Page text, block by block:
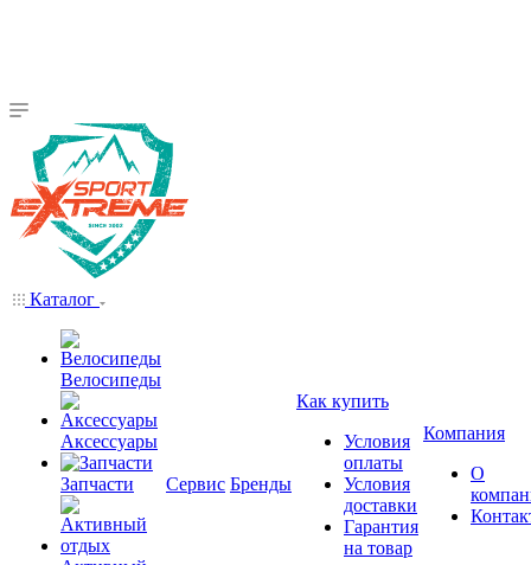
Каталог
Велосипеды
Аксессуары
Запчасти Сервис Бренды
Как купить
Условия
оплаты
Условия
доставки
Гарантия
на товар
Компания
О